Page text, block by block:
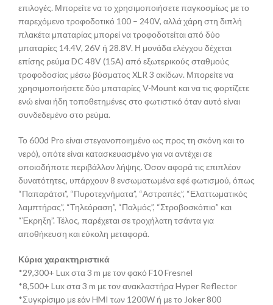
επιλογές. Μπορείτε να το χρησιμοποιήσετε παγκοσμίως με το
παρεχόμενο τροφοδοτικό 100 – 240V, αλλά χάρη στη διπλή
πλακέτα μπαταρίας μπορεί να τροφοδοτείται από δύο
μπαταρίες 14.4V, 26V ή 28.8V. Η μονάδα ελέγχου δέχεται
επίσης ρεύμα DC 48V (15A) από εξωτερικούς σταθμούς
τροφοδοσίας μέσω βύσματος XLR 3 ακίδων. Μπορείτε να
χρησιμοποιήσετε δύο μπαταρίες V-Mount και να τις φορτίζετε
ενώ είναι ήδη τοποθετημένες στο φωτιστικό όταν αυτό είναι
συνδεδεμένο στο ρεύμα.
Το 600d Pro είναι στεγανοποιημένο ως προς τη σκόνη και το
νερό), οπότε είναι κατασκευασμένο για να αντέχει σε
οποιοδήποτε περιβάλλον λήψης. Όσον αφορά τις επιπλέον
δυνατότητες, υπάρχουν 8 ενσωματωμένα εφέ φωτισμού, όπως
“Παπαράτσι”, “Πυροτεχνήματα”, “Αστραπές”, “Ελαττωματικός
λαμπτήρας”, “Τηλεόραση”, “Παλμός”, “Στροβοσκόπιο” και
“Έκρηξη”. Τέλος, παρέχεται σε τροχήλατη τσάντα για
αποθήκευση και εύκολη μεταφορά.
Κύρια χαρακτηριστικά
*29,300+ Lux στα 3 m με τον φακό F10 Fresnel
*8,500+ Lux στα 3 m με τον ανακλαστήρα Hyper Reflector
*Συγκρίσιμο με εάν HMI των 1200W ή με το Joker 800